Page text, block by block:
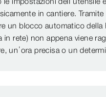
in cantiere.
un blocco automatico
in rete) non appena viene
un’ora precisa o un